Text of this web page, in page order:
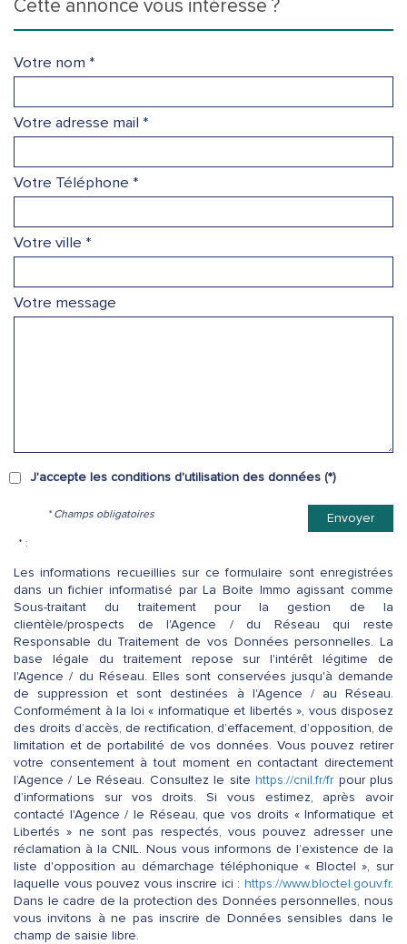
cette annonce vous intéresse ?
Votre nom *
Votre adresse mail *
Votre Téléphone *
Votre ville *
Votre message
J'accepte les conditions d'utilisation des données (*)
Envoyer
* Champs obligatoires
* :
Les informations recueillies sur ce formulaire sont enregistrées
dans un fichier informatisé par La Boite Immo agissant comme
Sous-traitant du traitement pour la gestion de la
clientèle/prospects de l'Agence / du Réseau qui reste
Responsable du Traitement de vos Données personnelles. La
base légale du traitement repose sur l'intérêt légitime de
l'Agence / du Réseau. Elles sont conservées jusqu'à demande
de suppression et sont destinées à l'Agence / au Réseau.
Conformément à la loi « informatique et libertés », vous disposez
des droits d’accès, de rectification, d’effacement, d’opposition, de
limitation et de portabilité de vos données. Vous pouvez retirer
votre consentement à tout moment en contactant directement
l’Agence / Le Réseau. Consultez le sitehttps://cnil.fr/frpour plus
d’informations sur vos droits. Si vous estimez, après avoir
contacté l'Agence / le Réseau, que vos droits « Informatique et
Libertés » ne sont pas respectés, vous pouvez adresser une
réclamation à la CNIL. Nous vous informons de l’existence de la
liste d'opposition au démarchage téléphonique « Bloctel », sur
laquelle vous pouvez vous inscrire ici : https://www.bloctel.gouv.fr.
Dans le cadre de la protection des Données personnelles, nous
vous invitons à ne pas inscrire de Données sensibles dans le
champ de saisie libre.